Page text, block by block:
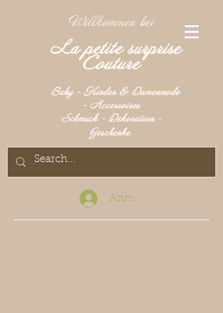
Willkommen bei
La petite surprise
Couture
Baby - Kinder & Damenmode
- Accessoires
Schmuck - Dekoration -
Geschenke
Anmelden